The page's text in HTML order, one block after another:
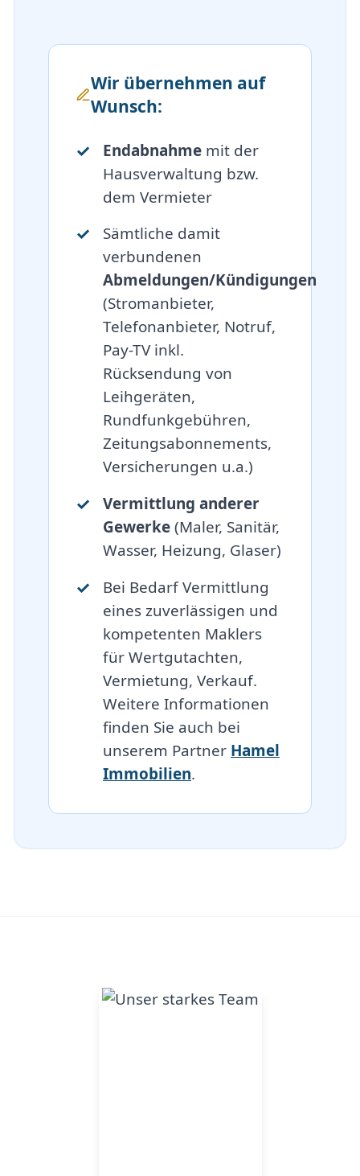
Wir übernehmen auf
Wunsch:
Endabnahmemit der
Hausverwaltung bzw.
dem Vermieter
Sämtliche damit
verbundenen
Abmeldungen/Kündigungen
(Stromanbieter,
Telefonanbieter, Notruf,
Pay-TV inkl.
Rücksendung von
Leihgeräten,
Rundfunkgebühren,
Zeitungsabonnements,
Versicherungen u.a.)
Vermittlung anderer
Gewerke(Maler, Sanitär,
Wasser, Heizung, Glaser)
Bei Bedarf Vermittlung
eines zuverlässigen und
kompetenten Maklers
für Wertgutachten,
Vermietung, Verkauf.
Weitere Informationen
finden Sie auch bei
unserem Partner Hamel
Immobilien.